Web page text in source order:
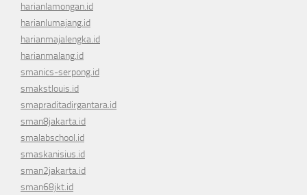
harianlamongan.id
harianlumajang.id
harianmajalengka.id
harianmalang.id
smanics-serpong.id
smakstlouis.id
smapraditadirgantara.id
sman8jakarta.id
smalabschool.id
smaskanisius.id
sman2jakarta.id
sman68jkt.id